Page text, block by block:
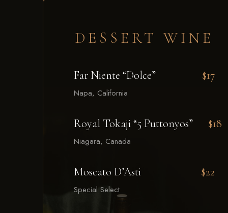
DESSERT WINE
Far Niente “Dolce” $17
Napa, California
Royal Tokaji “5 Puttonyos” $18
Niagara, Canada
Moscato D’Asti $22
Special Select